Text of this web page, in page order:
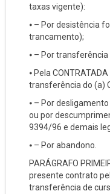
taxas vigente):
⦁ – Por desistência
trancamento);
⦁ – Por transferência
⦁ Pela
transferência do (a)
⦁ – Por
ou por
9394/96 e demais
⦁ – Por abandono.
PARÁGRAFO
presente contrato
transferência de